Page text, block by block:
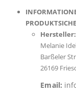
Hersteller:
Melanie
Barßeler
26169
Email: